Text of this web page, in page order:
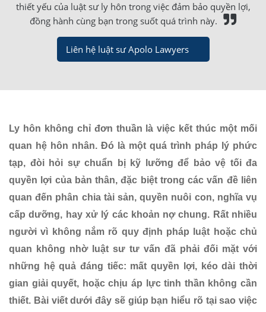
thiết yếu của luật sư ly hôn trong việc đảm bảo quyền lợi,
đồng hành cùng bạn trong suốt quá trình này.
Liên hệ luật sư Apolo Lawyers
Ly hôn không chỉ đơn thuần là việc kết thúc một mối
quan hệ hôn nhân. Đó là một quá trình pháp lý phức
tạp, đòi hỏi sự chuẩn bị kỹ lưỡng để bảo vệ tối đa
quyền lợi của bản thân, đặc biệt trong các vấn đề liên
quan đến phân chia tài sản, quyền nuôi con, nghĩa vụ
cấp dưỡng, hay xử lý các khoản nợ chung. Rất nhiều
người vì không nắm rõ quy định pháp luật hoặc chủ
quan không nhờ luật sư tư vấn đã phải đối mặt với
những hệ quả đáng tiếc: mất quyền lợi, kéo dài thời
gian giải quyết, hoặc chịu áp lực tinh thần không cần
thiết. Bài viết dưới đây sẽ giúp bạn hiểu rõ tại sao việc